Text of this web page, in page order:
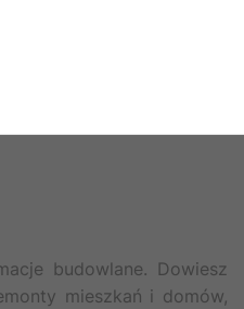
budowlane. Dowiesz
mieszkań i domów,